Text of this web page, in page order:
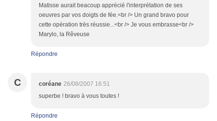
Matisse aurait beacoup apprécié l'interprétation de ses
oeuvres par vos doigts de fée.<br /> Un grand bravo pour
cette opération très réussie...<br /> Je vous embrasse<br />
Marylo, la Rêveuse
Répondre
C coréane 26/08/2007 16:51
superbe ! bravo à vous toutes !
Répondre